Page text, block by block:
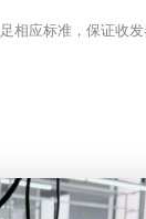
相应标准，保证收发